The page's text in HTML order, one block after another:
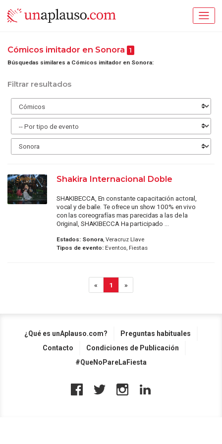
Cómicos imitador en Sonora 1
Búsquedas similares a Cómicos imitador en Sonora:
Filtrar resultados
Shakira Internacional Doble
SHAKIBECCA, En constante capacitación actoral,
vocal y de baile. Te ofrece un show 100% en vivo
con las coreografías mas parecidas a las de la
Original, SHAKIBECCA Ha participado ...
Estados: Sonora, Veracruz Llave
Tipos de evento:Eventos, Fiestas
« 1 »
¿Qué es unAplauso.com?
Preguntas habituales
Contacto
Condiciones de Publicación
#QueNoPareLaFiesta